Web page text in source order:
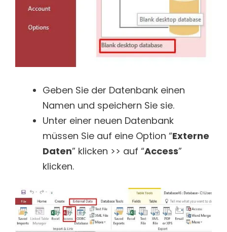
Geben Sie der Datenbank einen
Namen und speichern Sie sie.
Unter einer neuen Datenbank
müssen Sie auf eine Option “Externe
Daten” klicken >> auf “Access”
klicken.